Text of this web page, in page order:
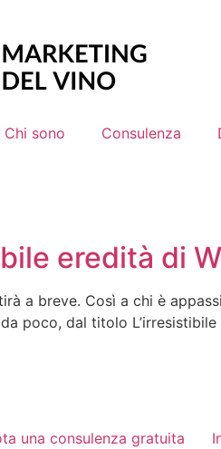
Chi sono Consulenza
eredità di
a breve. Così a chi è
poco, dal titolo
una consulenza gratuita